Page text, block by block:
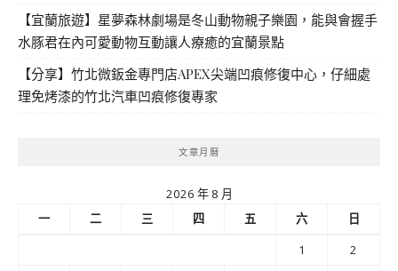
【宜蘭旅遊】星夢森林劇場是冬山動物親子樂園，能與會握手
水豚君在內可愛動物互動讓人療癒的宜蘭景點
【分享】竹北微鈑金專門店APEX尖端凹痕修復中心，仔細處
理免烤漆的竹北汽車凹痕修復專家
文章月曆
2026 年 8 月
一
二 三 四 五 六
日
1
2